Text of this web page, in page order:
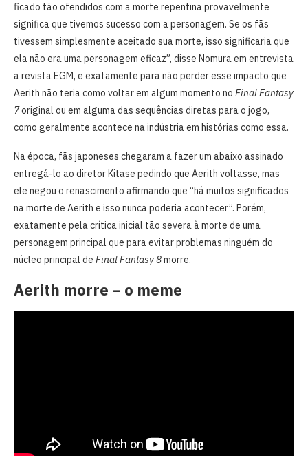
ficado tão ofendidos com a morte repentina provavelmente
significa que tivemos sucesso com a personagem. Se os fãs
tivessem simplesmente aceitado sua morte, isso significaria que
ela não era uma personagem eficaz”, disse Nomura em entrevista
a revista EGM, e exatamente para não perder esse impacto que
Aerith não teria como voltar em algum momento no Final Fantasy
7original ou em alguma das sequências diretas para o jogo,
como geralmente acontece na indústria em histórias como essa.
Na época, fãs japoneses chegaram a fazer um abaixo assinado
entregá-lo ao diretor Kitase pedindo que Aerith voltasse, mas
ele negou o renascimento afirmando que “há muitos significados
na morte de Aerith e isso nunca poderia acontecer”. Porém,
exatamente pela crítica inicial tão severa à morte de uma
personagem principal que para evitar problemas ninguém do
núcleo principal de Final Fantasy 8morre.
Aerith morre – o meme